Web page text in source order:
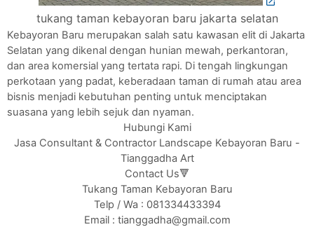
tukang taman kebayoran baru jakarta selatan
Kebayoran Baru merupakan salah satu kawasan elit di Jakarta
Selatan yang dikenal dengan hunian mewah, perkantoran,
dan area komersial yang tertata rapi. Di tengah lingkungan
perkotaan yang padat, keberadaan taman di rumah atau area
bisnis menjadi kebutuhan penting untuk menciptakan
suasana yang lebih sejuk dan nyaman.
Hubungi Kami
Jasa Consultant & Contractor Landscape Kebayoran Baru -
Tianggadha Art
Contact Us🔻
Tukang Taman Kebayoran Baru
Telp / Wa : 081334433394
Email : tianggadha@gmail.com